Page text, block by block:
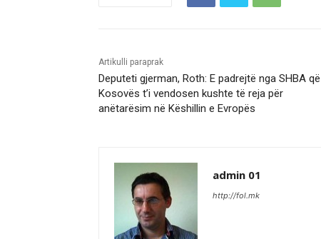
Artikulli paraprak
Deputeti gjerman, Roth: E padrejtë nga SHBA që
Kosovës t’i vendosen kushte të reja për
anëtarësim në Këshillin e Evropës
admin 01
http://fol.mk